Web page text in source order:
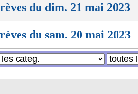
du dim. 21 mai 2023
du sam. 20 mai 2023